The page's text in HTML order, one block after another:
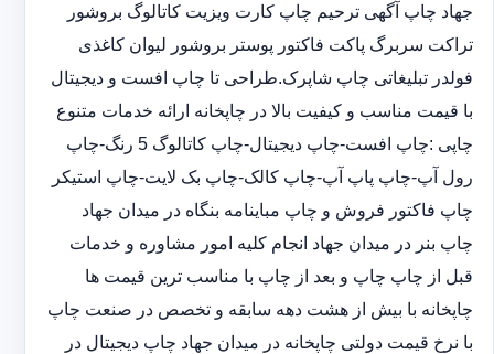
جهاد چاپ آگهی ترحیم چاپ کارت ویزیت کاتالوگ بروشور
تراکت سربرگ پاکت فاکتور پوستر بروشور لیوان کاغذی
فولدر تبلیغاتی چاپ شاپرک.طراحی تا چاپ افست و دیجیتال
با قیمت مناسب و کیفیت بالا در چاپخانه ارائه خدمات متنوع
چاپی :چاپ افست-چاپ دیجیتال-چاپ کاتالوگ 5 رنگ-چاپ
رول آپ-چاپ پاپ آپ-چاپ کالک-چاپ بک لایت-چاپ استیکر
چاپ فاکتور فروش و چاپ مباینامه بنگاه در میدان جهاد
چاپ بنر در میدان جهاد انجام کلیه امور مشاوره و خدمات
قبل از چاپ چاپ و بعد از چاپ با مناسب ترین قیمت ها
چاپخانه با بیش از هشت دهه سابقه و تخصص در صنعت چاپ
با نرخ قیمت دولتی چاپخانه در میدان جهاد چاپ دیجیتال در